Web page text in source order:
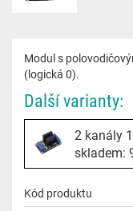
Modul s
(logická 0).
Další varianty:
2 kanály
skladem:
Kód produktu